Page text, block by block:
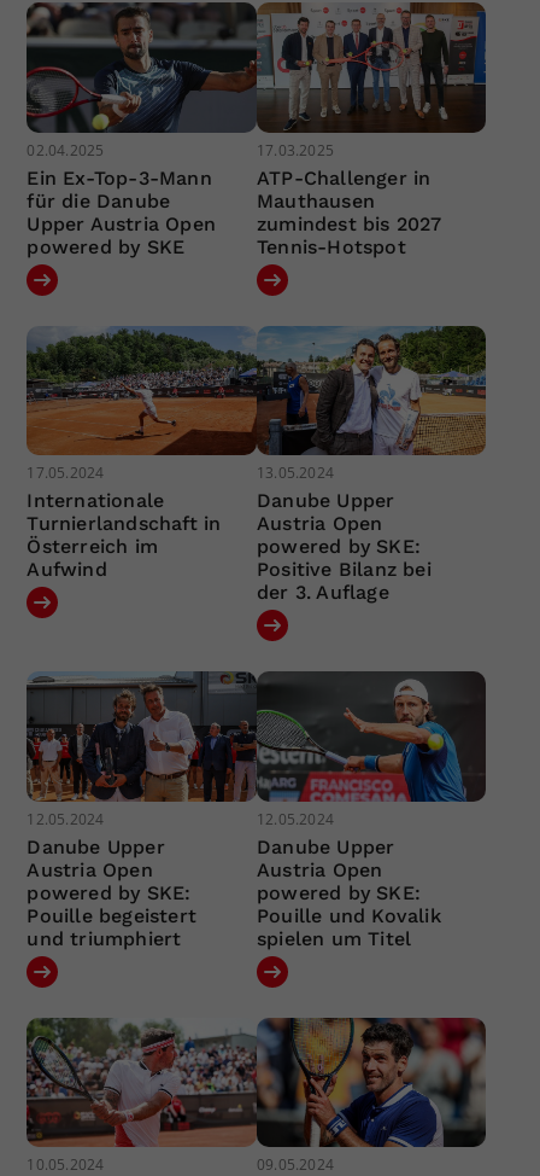
02.04.2025
Ein Ex-Top-3-Mann
für die Danube
Upper Austria Open
powered by SKE
17.03.2025
ATP-Challenger in
Mauthausen
zumindest bis 2027
Tennis-Hotspot
17.05.2024
Internationale
Turnierlandschaft in
Österreich im
Aufwind
13.05.2024
Danube Upper
Austria Open
powered by SKE:
Positive Bilanz bei
der 3. Auflage
12.05.2024
Danube Upper
Austria Open
powered by SKE:
Pouille begeistert
und triumphiert
12.05.2024
Danube Upper
Austria Open
powered by SKE:
Pouille und Kovalik
spielen um Titel
10.05.2024 09.05.2024